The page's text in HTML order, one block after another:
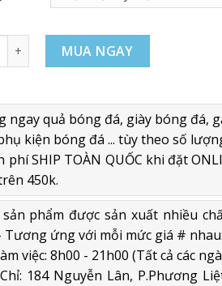
BÓNG MERCURIAL NT200 TF XANH
MUA NGAY
ngay quả bóng đá, giày bóng đá,
kiện bóng đá ... tùy theo số
phí SHIP TOÀN QUỐC khi đặt
450k.
phẩm được sản xuất nhiều
Tương ứng với mỗi mức giá # nhau.
việc: 8h00 - 21h00 (Tất cả các
184 Nguyễn Lân, P.Phương